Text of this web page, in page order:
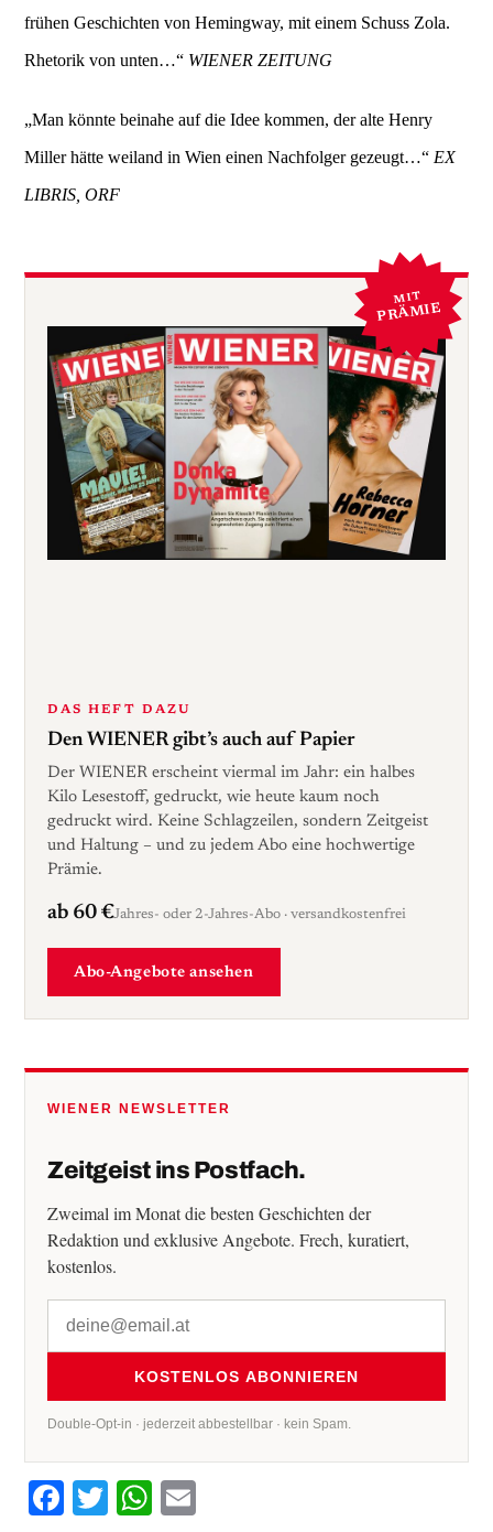
frühen Geschichten von Hemingway, mit einem Schuss Zola.
Rhetorik von unten…“ WIENER ZEITUNG
„Man könnte beinahe auf die Idee kommen, der alte Henry
Miller hätte weiland in Wien einen Nachfolger gezeugt…“ EX
LIBRIS, ORF
MIT
PRÄMIE
DAS HEFT DAZU
Den WIENER gibt’s auch auf Papier
Der WIENER erscheint viermal im Jahr: ein halbes
Kilo Lesestoff, gedruckt, wie heute kaum noch
gedruckt wird. Keine Schlagzeilen, sondern Zeitgeist
und Haltung – und zu jedem Abo eine hochwertige
Prämie.
ab 60 €Jahres- oder 2-Jahres-Abo · versandkostenfrei
Abo-Angebote ansehen
WIENER NEWSLETTER
Zeitgeist ins Postfach.
Zweimal im Monat die besten Geschichten der
Redaktion und exklusive Angebote. Frech, kuratiert,
kostenlos.
KOSTENLOS ABONNIEREN
Double-Opt-in · jederzeit abbestellbar · kein Spam.
Facebook
TwitterWhatsApp